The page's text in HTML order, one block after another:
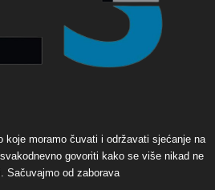
koje moramo čuvati i održavati sjećanje na
govoriti kako se više nikad ne
Sačuvajmo od zaborava